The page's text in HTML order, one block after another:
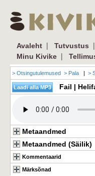
Avaleht | Tutvustus |
Minu Kivike |
> Otsingutulemused > Pala | >
Fail |
Metaandmed
Metaandmed (Säilik)
Kommentaarid
Märksõnad